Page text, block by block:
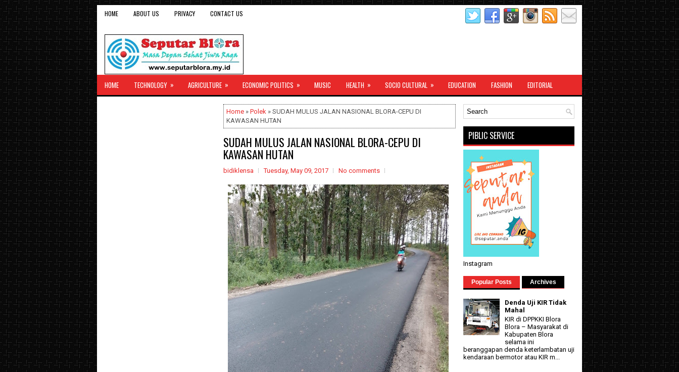
HOME ABOUT US PRIVACY CONTACT US
HOME TECHNOLOGY » AGRICULTURE » ECONOMIC POLITICS » MUSIC HEALTH » SOCIO CULTURAL » EDUCATION FASHION EDITORIAL
Home » Polek » SUDAH MULUS JALAN NASIONAL BLORA-CEPU DI
KAWASAN HUTAN
SUDAH MULUS JALAN NASIONAL BLORA-CEPU DI
KAWASAN HUTAN
bidiklensa Tuesday, May 09, 2017 No comments
PIBLIC SERVICE
Instagram
Popular Posts Archives
Denda Uji KIR Tidak
Mahal
KIR di DPPKKI Blora
Blora – Masyarakat di
Kabupaten Blora
selama ini
beranggapan denda keterlambatan uji
kendaraan bermotor atau KIR m...